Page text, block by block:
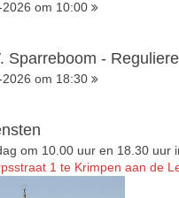
om 10:00
Sparreboom -
om 18:30
om 10.00 uur en 18.30 uur
1 te Krimpen aan de